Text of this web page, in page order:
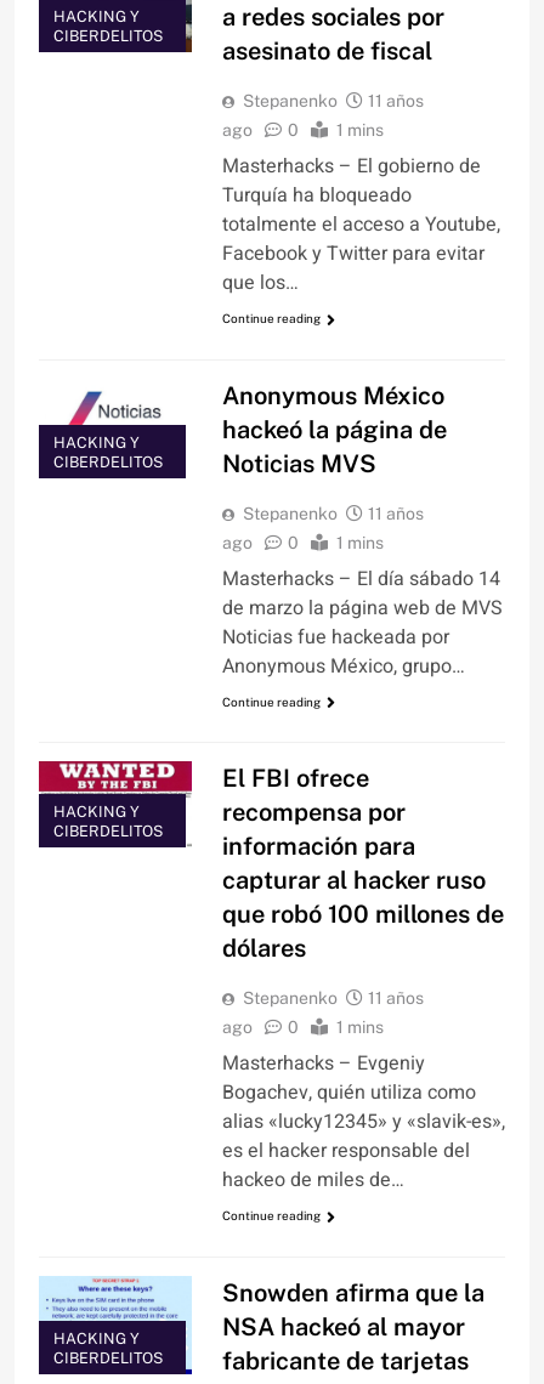
HACKING Y
CIBERDELITOS
a redes sociales por
asesinato de fiscal
Stepanenko
11 años
ago
0 1 mins
Masterhacks – El gobierno de
Turquía ha bloqueado
totalmente el acceso a Youtube,
Facebook y Twitter para evitar
que los…
Continue reading
HACKING Y
CIBERDELITOS
Anonymous México
hackeó la página de
Noticias MVS
Stepanenko
11 años
ago
0 1 mins
Masterhacks – El día sábado 14
de marzo la página web de MVS
Noticias fue hackeada por
Anonymous México, grupo…
Continue reading
HACKING Y
CIBERDELITOS
El FBI ofrece
recompensa por
información para
capturar al hacker ruso
que robó 100 millones de
dólares
Stepanenko
11 años
ago
0 1 mins
Masterhacks – Evgeniy
Bogachev, quién utiliza como
alias «lucky12345» y «slavik-es»,
es el hacker responsable del
hackeo de miles de…
Continue reading
HACKING Y
CIBERDELITOS
Snowden afirma que la
NSA hackeó al mayor
fabricante de tarjetas